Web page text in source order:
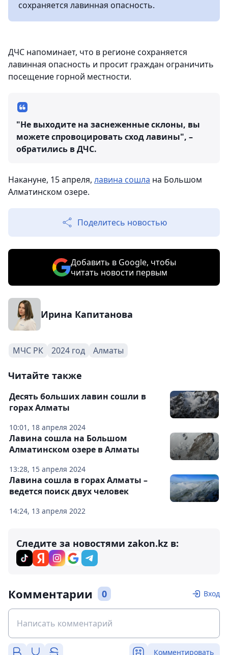
сохраняется лавинная опасность.
ДЧС напоминает, что в регионе сохраняется
лавинная опасность и просит граждан ограничить
посещение горной местности.
"Не выходите на заснеженные склоны, вы
можете спровоцировать сход лавины", –
обратились в ДЧС.
Накануне, 15 апреля, лавина сошла на Большом
Алматинском озере.
Поделитесь новостью
Добавить в Google, чтобы
читать новости первым
Ирина Капитанова
МЧС РК 2024 год Алматы
Читайте также
10:01, 18 апреля 2024
Десять больших лавин сошли в
горах Алматы
13:28, 15 апреля 2024
Лавина сошла на Большом
Алматинском озере в Алматы
14:24, 13 апреля 2022
Лавина сошла в горах Алматы –
ведется поиск двух человек
Следите за новостями zakon.kz в:
Комментарии 0 Вход
Комментировать